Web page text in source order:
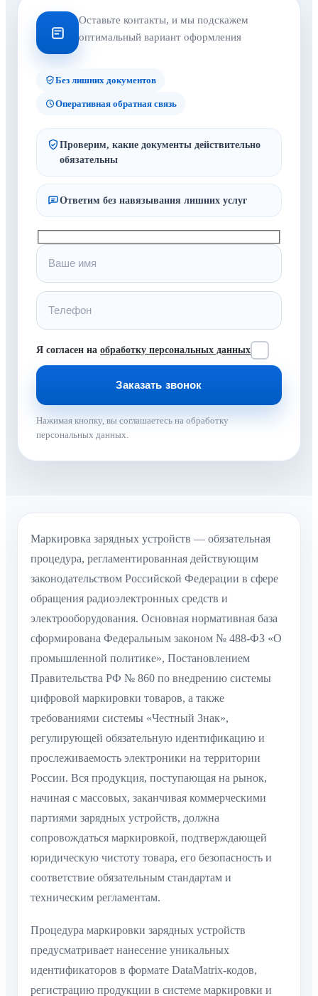
Оставьте контакты, и мы подскажем
оптимальный вариант оформления
Без лишних документов
Оперативная обратная связь
Проверим, какие документы действительно
обязательны
Ответим без навязывания лишних услуг
Я согласен на обработку персональных данных
Нажимая кнопку, вы соглашаетесь на обработку
персональных данных.
Маркировка зарядных устройств — обязательная
процедура, регламентированная действующим
законодательством Российской Федерации в сфере
обращения радиоэлектронных средств и
электрооборудования. Основная нормативная база
сформирована Федеральным законом № 488-ФЗ «О
промышленной политике», Постановлением
Правительства РФ № 860 по внедрению системы
цифровой маркировки товаров, а также
требованиями системы «Честный Знак»,
регулирующей обязательную идентификацию и
прослеживаемость электроники на территории
России. Вся продукция, поступающая на рынок,
начиная с массовых, заканчивая коммерческими
партиями зарядных устройств, должна
сопровождаться маркировкой, подтверждающей
юридическую чистоту товара, его безопасность и
соответствие обязательным стандартам и
техническим регламентам.
Процедура маркировки зарядных устройств
предусматривает нанесение уникальных
идентификаторов в формате DataMatrix-кодов,
регистрацию продукции в системе маркировки и